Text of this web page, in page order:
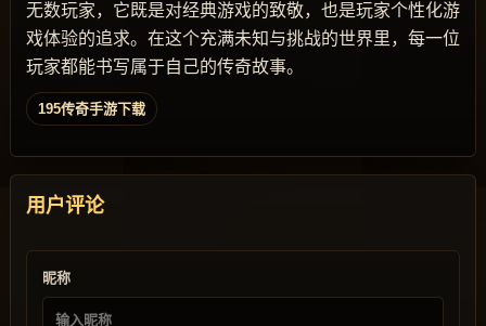
无数玩家，它既是对经典游戏的致敬，也是玩家个性化游
戏体验的追求。在这个充满未知与挑战的世界里，每一位
玩家都能书写属于自己的传奇故事。
195传奇手游下载
用户评论
昵称